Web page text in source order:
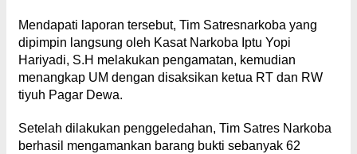
Mendapati laporan tersebut, Tim Satresnarkoba yang
dipimpin langsung oleh Kasat Narkoba Iptu Yopi
Hariyadi, S.H melakukan pengamatan, kemudian
menangkap UM dengan disaksikan ketua RT dan RW
tiyuh Pagar Dewa.
Setelah dilakukan penggeledahan, Tim Satres Narkoba
berhasil mengamankan barang bukti sebanyak 62